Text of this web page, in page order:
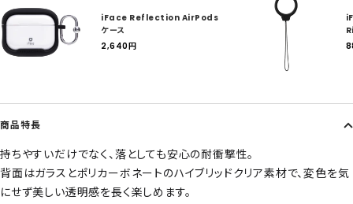
商品特長
持ちやすいだけでなく、落としても安心の耐衝撃性。
背面はガラスとポリカーボネートのハイブリッドクリア素材で、変色を気
にせず美しい透明感を長く楽しめます。
iFace Reflection AirPods
ケース
セ
2,640円
セ